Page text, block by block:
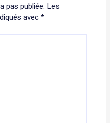
pas publiée. Les
avec*